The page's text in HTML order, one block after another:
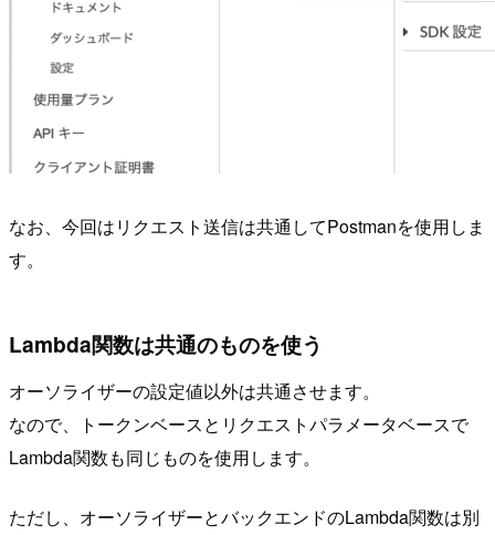
なお、今回はリクエスト送信は共通してPostmanを使用しま
す。
Lambda関数は共通のものを使う
オーソライザーの設定値以外は共通させます。
なので、トークンベースとリクエストパラメータベースで
Lambda関数も同じものを使用します。
ただし、オーソライザーとバックエンドのLambda関数は別